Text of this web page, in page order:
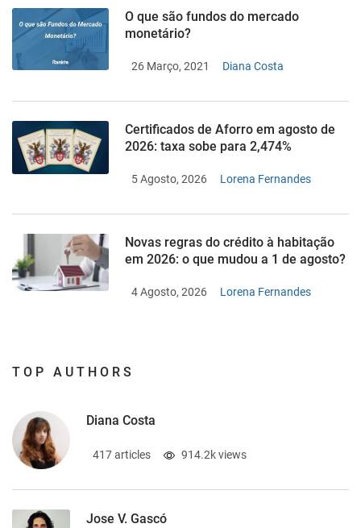
O que são fundos do mercado
monetário?
26 Março, 2021 Diana Costa
Certificados de Aforro em agosto de
2026: taxa sobe para 2,474%
5 Agosto, 2026 Lorena Fernandes
Novas regras do crédito à habitação
em 2026: o que mudou a 1 de agosto?
4 Agosto, 2026 Lorena Fernandes
TOP AUTHORS
Diana Costa
417 articles 914.2k views
Jose V. Gascó